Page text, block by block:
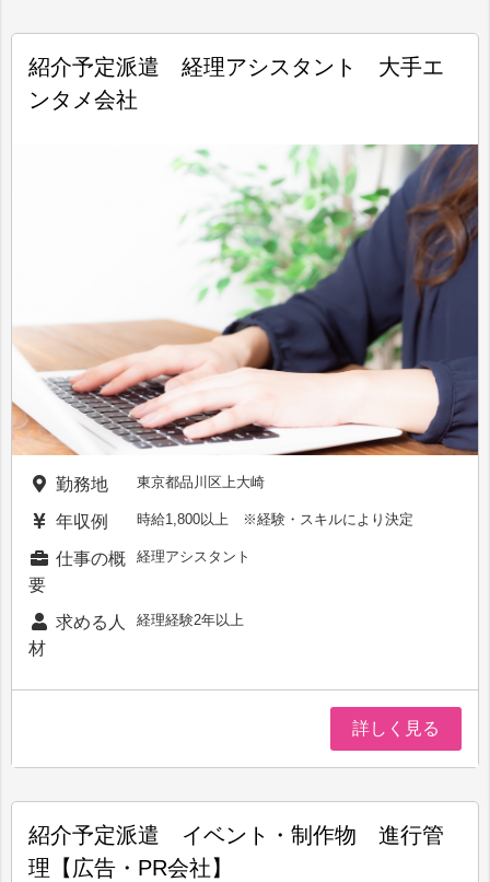
紹介予定派遣 経理アシスタント 大手エ
ンタメ会社
勤務地 東京都品川区上大崎
年収例 時給1,800以上 ※経験・スキルにより決定
仕事の概
要
経理アシスタント
求める人
材
経理経験2年以上
詳しく見る
紹介予定派遣 イベント・制作物 進行管
理【広告・PR会社】